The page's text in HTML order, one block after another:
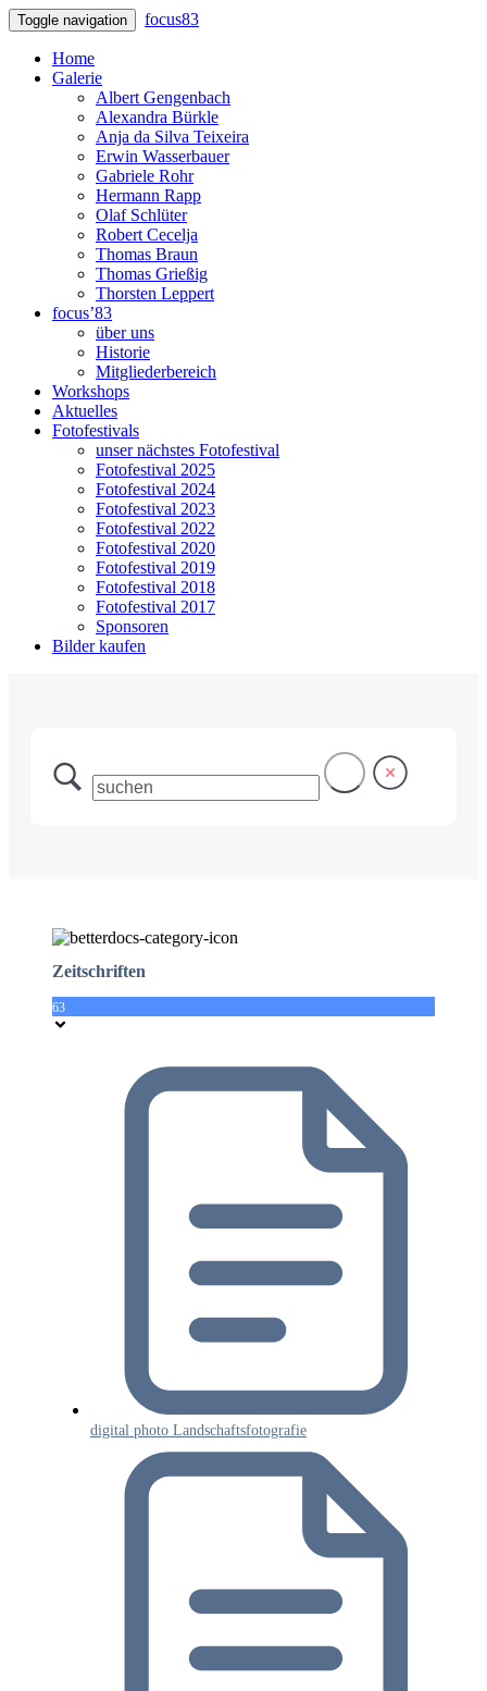
Toggle navigation focus83
Home
Galerie
Albert Gengenbach
Alexandra Bürkle
Anja da Silva Teixeira
Erwin Wasserbauer
Gabriele Rohr
Hermann Rapp
Olaf Schlüter
Robert Cecelja
Thomas Braun
Thomas Grießig
Thorsten Leppert
focus’83
über uns
Historie
Mitgliederbereich
Workshops
Aktuelles
Fotofestivals
unser nächstes Fotofestival
Fotofestival 2025
Fotofestival 2024
Fotofestival 2023
Fotofestival 2022
Fotofestival 2020
Fotofestival 2019
Fotofestival 2018
Fotofestival 2017
Sponsoren
Bilder kaufen
Zeitschriften
63
digital photo Landschaftsfotografie